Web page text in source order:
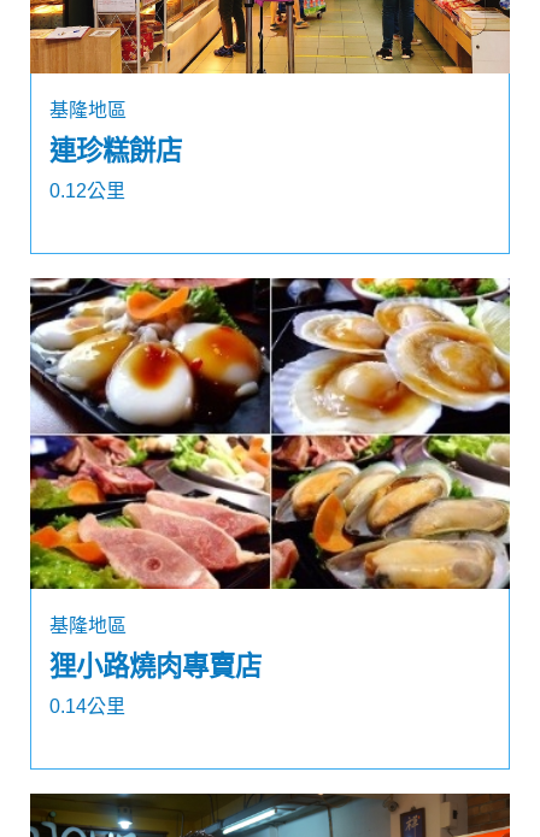
基隆地區
連珍糕餅店
0.12公里
基隆地區
狸小路燒肉專賣店
0.14公里